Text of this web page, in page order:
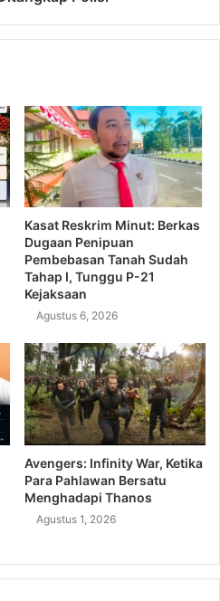
Kasat Reskrim Minut: Berkas
Dugaan Penipuan
Pembebasan Tanah Sudah
Tahap I, Tunggu P-21
Kejaksaan
Agustus 6, 2026
Avengers: Infinity War, Ketika
Para Pahlawan Bersatu
Menghadapi Thanos
Agustus 1, 2026